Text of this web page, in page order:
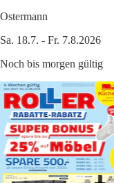
Ostermann
Sa. 18.7. - Fr. 7.8.2026
Noch bis morgen gültig